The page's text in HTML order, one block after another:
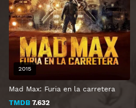
Mad Max: Furia en la carretera
TMDB 7.632
2015